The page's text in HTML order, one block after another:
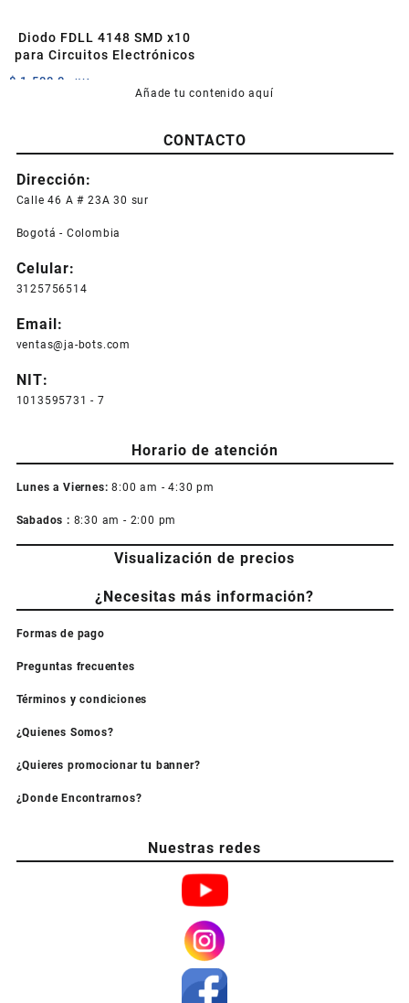
Diodo FDLL 4148 SMD x10
para Circuitos Electrónicos
$ 1.500,0 +IVA
Añade tu contenido aquí
CONTACTO
Dirección:
Calle 46 A # 23A 30 sur
Bogotá - Colombia
Celular:
3125756514
Email:
ventas@ja-bots.com
NIT:
1013595731 - 7
Horario de atención
Lunes a Viernes: 8:00 am - 4:30 pm
Sabados : 8:30 am - 2:00 pm
Visualización de precios
¿Necesitas más información?
Formas de pago
Preguntas frecuentes
Términos y condiciones
¿Quienes Somos?
¿Quieres promocionar tu banner?
¿Donde Encontrarnos?
Nuestras redes